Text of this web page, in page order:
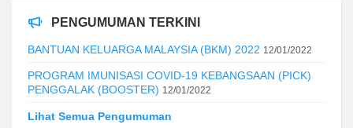
PENGUMUMAN TERKINI
BANTUAN KELUARGA MALAYSIA (BKM) 2022 12/01/2022
PROGRAM IMUNISASI COVID-19 KEBANGSAAN (PICK)
PENGGALAK (BOOSTER) 12/01/2022
Lihat Semua Pengumuman